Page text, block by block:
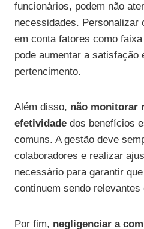
funcionários, podem não
necessidades. Personalizar
em conta fatores como
pode aumentar a satisfação
pertencimento.
Além disso, não monitorar
efetividade dos benefícios
comuns. A gestão deve
colaboradores e realizar
necessário para garantir
continuem sendo relevantes
Por fim, negligenciar a